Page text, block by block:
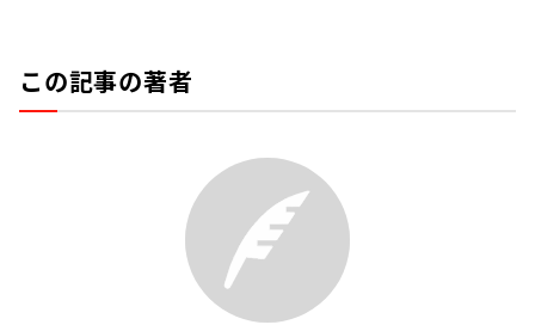
この記事の著者